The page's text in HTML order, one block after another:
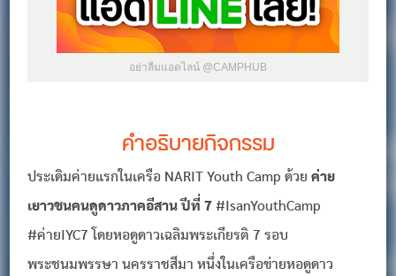
อย่าลืมแอดไลน์ @CAMPHUB
คำอธิบายกิจกรรม
ประเดิมค่ายแรกในเครือ NARIT Youth Camp ด้วยค่าย
เยาวชนคนดูดาวภาคอีสาน ปีที่ 7 #IsanYouthCamp
#ค่ายIYC7 โดยหอดูดาวเฉลิมพระเกียรติ 7 รอบ
พระชนมพรรษา นครราชสีมา หนึ่งในเครือข่ายหอดูดาว